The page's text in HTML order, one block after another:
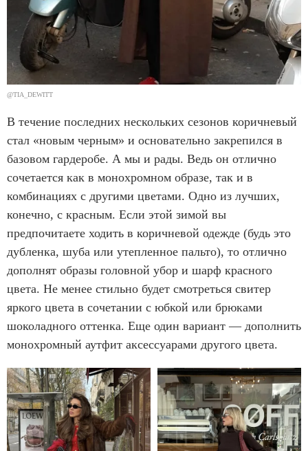
@TIA_DEWITT
В течение последних нескольких сезонов коричневый
стал «новым черным» и основательно закрепился в
базовом гардеробе. А мы и рады. Ведь он отлично
сочетается как в монохромном образе, так и в
комбинациях с другими цветами. Одно из лучших,
конечно, с красным. Если этой зимой вы
предпочитаете ходить в коричневой одежде (будь это
дубленка, шуба или утепленное пальто), то отлично
дополнят образы головной убор и шарф красного
цвета. Не менее стильно будет смотреться свитер
яркого цвета в сочетании с юбкой или брюками
шоколадного оттенка. Еще один вариант — дополнить
монохромный аутфит аксессуарами другого цвета.